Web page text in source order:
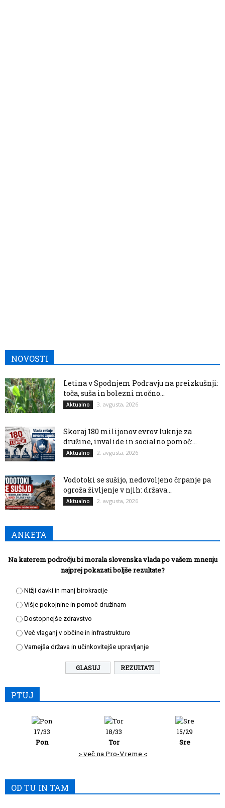
NOVOSTI
Letina v Spodnjem Podravju na preizkušnji:
toča, suša in bolezni močno...
Aktualno 3. avgusta, 2026
Skoraj 180 milijonov evrov luknje za
družine, invalide in socialno pomoč:...
Aktualno 2. avgusta, 2026
Vodotoki se sušijo, nedovoljeno črpanje pa
ogroža življenje v njih: država...
Aktualno 2. avgusta, 2026
ANKETA
Na katerem področju bi morala slovenska vlada po vašem mnenju
najprej pokazati boljše rezultate?
Nižji davki in manj birokracije
Višje pokojnine in pomoč družinam
Dostopnejše zdravstvo
Več vlaganj v občine in infrastrukturo
Varnejša država in učinkovitejše upravljanje
REZULTATI
PTUJ
17/33
Pon
18/33
Tor
15/29
Sre
> več na Pro-Vreme <
OD TU IN TAM